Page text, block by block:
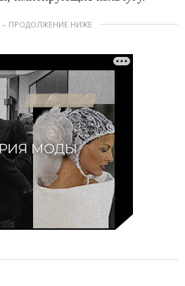
– ПРОДОЛЖЕНИЕ НИЖЕ